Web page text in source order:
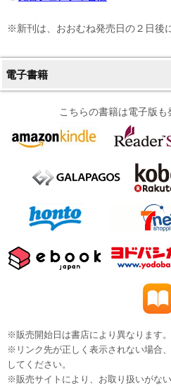
※新刊は、おおむね発売日の２日後
電子書籍
こちらの書籍は電子版も
※販売開始日は書店により異なります。
※リンク先が正しく表示されない場合
してください。
※販売サイトにより、お取り扱いがな